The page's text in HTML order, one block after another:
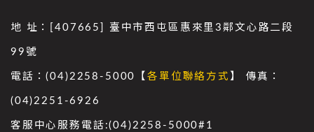
地 址：[407665] 臺中市西屯區惠來里3鄰文心路二段
99號
電話：(04)2258-5000【各單位聯絡方式 】 傳真：
(04)2251-6926
客服中心服務電話:(04)2258-5000#1